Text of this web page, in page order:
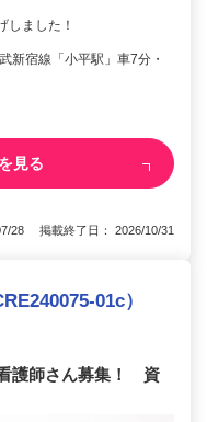
ました！
新宿線「小平駅」車7分・
見る
28 掲載終了日： 2026/10/31
01c）
看護師さん募集！ 資